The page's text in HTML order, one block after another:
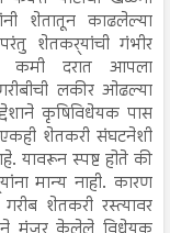
शेतातून काढलेल्या
शेतकर्‍यांची गंभीर
कमी दरात आपला
लकीर ओढल्या
कृषिविधेयक पास
शेतकरी संघटनेशी
यावरून स्पष्ट होते की
मान्य नाही. कारण
शेतकरी रस्त्यावर